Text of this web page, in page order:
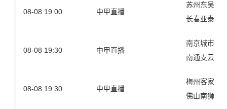
08-08 19:00 中甲直播
苏州东吴
长春亚泰
08-08 19:30 中甲直播
南京城市
南通支云
08-08 19:30 中甲直播
梅州客家
佛山南狮